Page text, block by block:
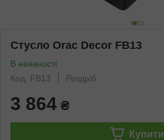
Стусло Orac Decor FB13
В наявності
Код: FB13
Роздріб
3 864 ₴
Купити